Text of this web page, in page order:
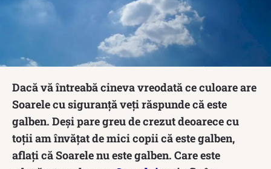
Dacă vă întreabă cineva vreodată ce culoare are
Soarele cu siguranță veți răspunde că este
galben. Deși pare greu de crezut deoarece cu
toții am învățat de mici copii că este galben,
aflați că Soarele nu este galben. Care este